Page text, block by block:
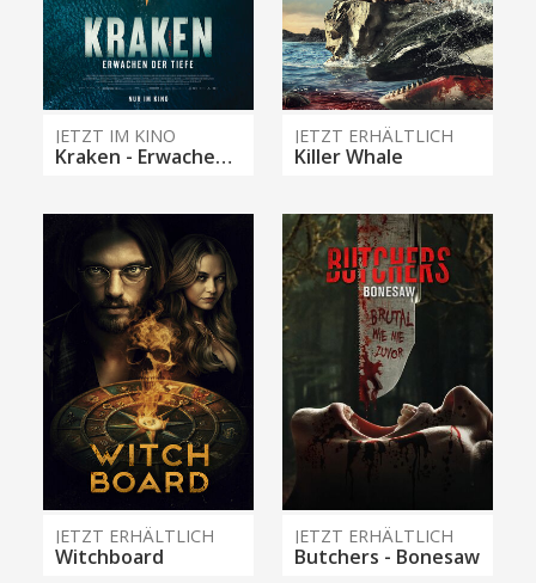
JETZT IM KINO
Kraken - Erwachen der Tiefe
JETZT ERHÄLTLICH
Killer Whale
JETZT ERHÄLTLICH
Witchboard
JETZT ERHÄLTLICH
Butchers - Bonesaw